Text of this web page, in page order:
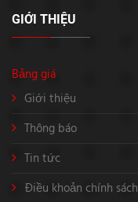
GIỚI THIỆU
Bảng giá
Giới thiệu
Thông báo
Tin tức
Điều khoản chính sách